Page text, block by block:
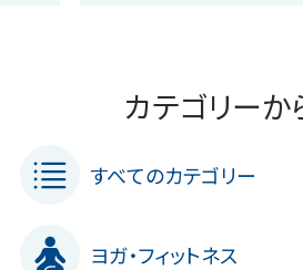
カテゴリーか
すべてのカテゴリー
ヨガ・フィットネス